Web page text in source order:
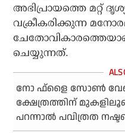
അഭിപ്രായത്തെ മറ്റ്
വക്രീകരിക്കുന്ന
ചെയ്യുന്നത്.
നോ ഫ്‌ളൈ സോണ്‍
ക്ഷേത്രത്തിന്
പറന്നാല്‍ പവിത്രത